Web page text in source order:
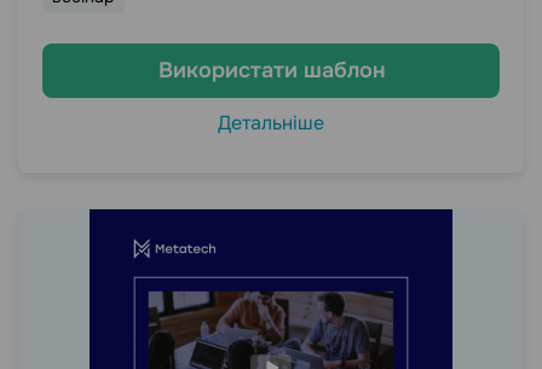
Використати шаблон
Детальніше